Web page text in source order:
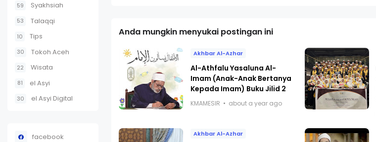
59 Syakhsiah
53 Talaqqi
10 Tips
30 Tokoh Aceh
22 Wisata
81 el Asyi
30 el Asyi Digital
facebook
Anda mungkin menyukai postingan ini
Akhbar Al-Azhar
Al-Athfalu Yasaluna Al-
Imam (Anak-Anak Bertanya
Kepada Imam) Buku Jilid 2
KMAMESIR about a year ago
Akhbar Al-Azhar